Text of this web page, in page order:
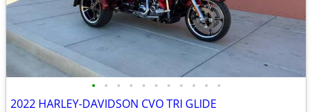
• • • • • • • • • • •
2022 HARLEY-DAVIDSON CVO TRI GLIDE